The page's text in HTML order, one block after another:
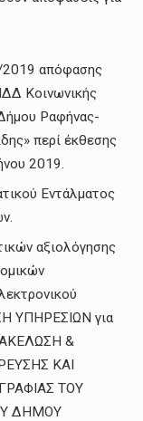
2019 απόφασης
Κοινωνικής
Ραφήνας-
περί έκθεσης
2019.
Εντάλματος
αξιολόγησης
ΥΠΗΡΕΣΙΩΝ για
&
KAI
ΤΟΥ
ΔΗΜΟΥ